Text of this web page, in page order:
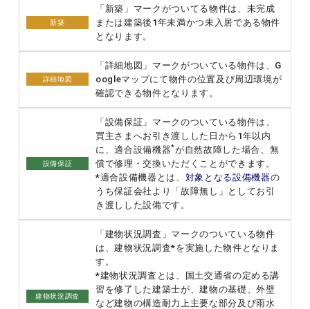
新築
「新築」マークがついてる物件は、未完成
または建築後1年未満かつ未入居である物件
となります。
詳細地図
「詳細地図」マークがついている物件は、G
oogleマップにて物件の位置及び周辺環境が
確認できる物件となります。
設備保証
「設備保証」マークのついている物件は、
買主さまへお引き渡しした日から1年以内
に、適合設備機器*が自然故障した場合、無
償で修理・交換いただくことができます。
*適合設備機器とは、 対象となる設備機器の
うち保証会社より「故障無し」としてお引
き渡しした設備です。
建物状況調査
「建物状況調査」マークのついている物件
は、建物状況調査*を実施した物件となりま
す。
*建物状況調査とは、国土交通省の定める講
習を修了した建築士が、建物の基礎、外壁
など建物の構造耐力上主要な部分及び雨水